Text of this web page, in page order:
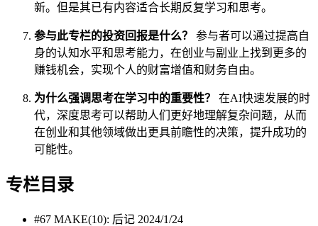
新。但是其已有内容适合长期反复学习和思考。
参与此专栏的投资回报是什么？
参与者可以通过提高自
身的认知水平和思考能力，在创业与副业上找到更多的
赚钱机会，实现个人的财富增值和财务自由。
为什么强调思考在学习中的重要性？
在AI快速发展的时
代，深度思考可以帮助人们更好地理解复杂问题，从而
在创业和其他领域做出更具前瞻性的决策，提升成功的
可能性。
专栏目录
#67 MAKE(10): 后记 2024/1/24